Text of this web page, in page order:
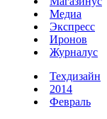
Медиа
Экспресс
Иронов
Журналус
Техдизайн
2014
Февраль